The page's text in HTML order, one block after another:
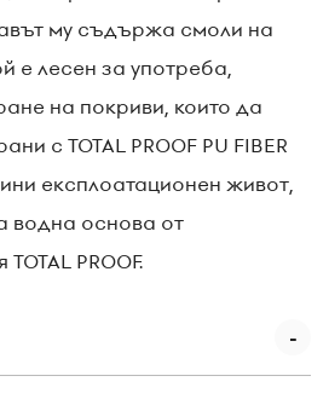
му съдържа смоли на
е лесен за употреба,
на покриви, които да
с TOTAL PROOF PU FIBER
експлоатационен живот,
водна основа от
PROOF.